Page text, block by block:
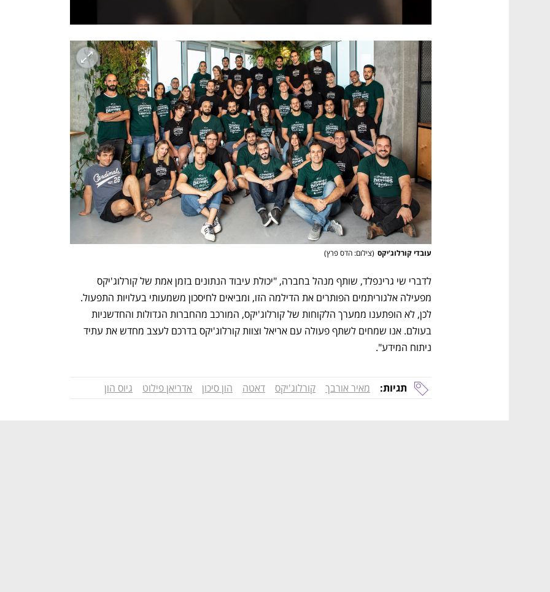
עובדי קורלוג'יקס (צילום: הדס פרץ)
ניתוח המידע".
תגיות: מאיר אורבך קורלוג'יקס דאטה הון סיכון אדריאן פילוט גיוס הון